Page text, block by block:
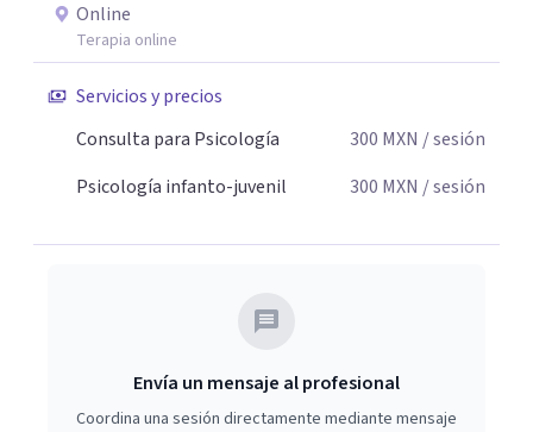
Online
Terapia online
Servicios y precios
Consulta para Psicología
300 MXN / sesión
Psicología infanto-juvenil
300 MXN / sesión
Envía un mensaje al profesional
Coordina una sesión directamente mediante mensaje